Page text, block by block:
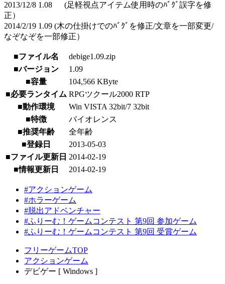
2013/12/8 1.08 (足軽視点アイテム使用時のﾊﾞｸﾞ誤字を修
正）
2014/2/19 1.09 (木の仕掛けでのﾊﾞｸﾞを修正/文章を一部変更/
なぞなぞを一部修正）
■ファイル名
debige1.09.zip
■バージョン
1.09
■容量
104,566 KByte
■必要ランタイム RPGツクール2000 RTP
■動作環境
Win VISTA 32bit/7 32bit
■特徴
バイオレンス
■推奨年齢
全年齢
■登録日
2013-05-03
■ファイル更新日 2014-02-19
■情報更新日
2014-02-19
#アクションゲーム
#ホラーゲーム
#脱出アドベンチャー
#ふりーむ！ゲームコンテスト 第9回 参加ゲーム
#ふりーむ！ゲームコンテスト 第9回 受賞ゲーム
フリーゲームTOP
アクションゲーム
デビゲー [ Windows ]